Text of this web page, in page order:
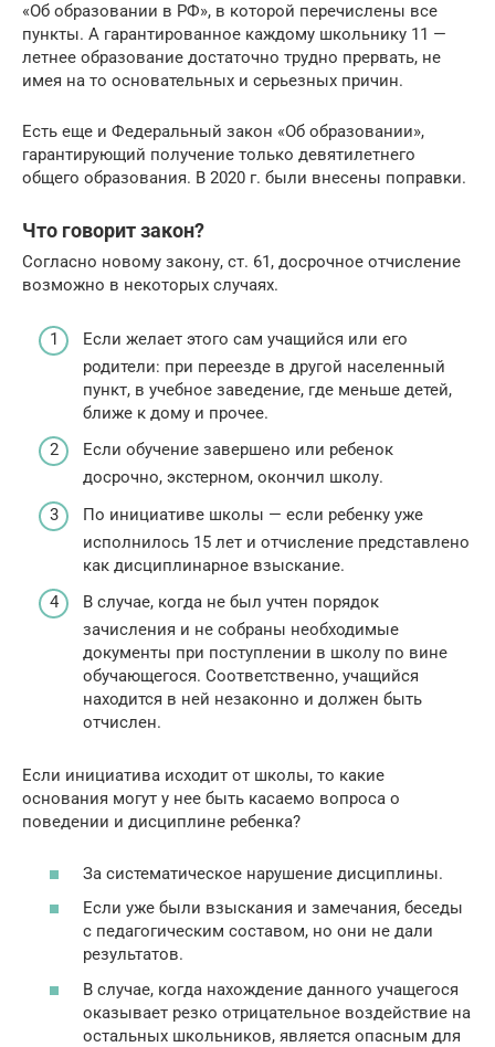
«Об образовании в РФ», в которой перечислены все
пункты. А гарантированное каждому школьнику 11 —
летнее образование достаточно трудно прервать, не
имея на то основательных и серьезных причин.
Есть еще и Федеральный закон «Об образовании»,
гарантирующий получение только девятилетнего
общего образования. В 2020 г. были внесены поправки.
Что говорит закон?
Согласно новому закону, ст. 61, досрочное отчисление
возможно в некоторых случаях.
Если желает этого сам учащийся или его
родители: при переезде в другой населенный
пункт, в учебное заведение, где меньше детей,
ближе к дому и прочее.
Если обучение завершено или ребенок
досрочно, экстерном, окончил школу.
По инициативе школы — если ребенку уже
исполнилось 15 лет и отчисление представлено
как дисциплинарное взыскание.
В случае, когда не был учтен порядок
зачисления и не собраны необходимые
документы при поступлении в школу по вине
обучающегося. Соответственно, учащийся
находится в ней незаконно и должен быть
отчислен.
Если инициатива исходит от школы, то какие
основания могут у нее быть касаемо вопроса о
поведении и дисциплине ребенка?
За систематическое нарушение дисциплины.
Если уже были взыскания и замечания, беседы
с педагогическим составом, но они не дали
результатов.
В случае, когда нахождение данного учащегося
оказывает резко отрицательное воздействие на
остальных школьников, является опасным для